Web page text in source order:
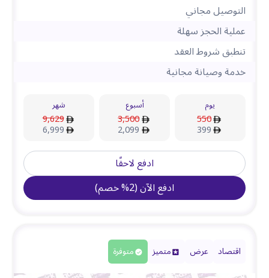
التوصيل مجاني
عملية الحجز سهلة
تنطبق شروط العقد
خدمة وصيانة مجانية
يوم
550
399
أسبوع
3,500
2,099
شهر
9,629
6,999
ادفع لاحقًا
ادفع الآن(
2
%خصم)
اقتصاد عرض متميز متوفرة